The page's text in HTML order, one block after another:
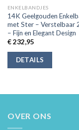
ENKELBANDJES
14K Geelgouden
met Ster – Verstelbaar
– Fijn en Elegant Design
€232,95
DETAILS
OVER ONS